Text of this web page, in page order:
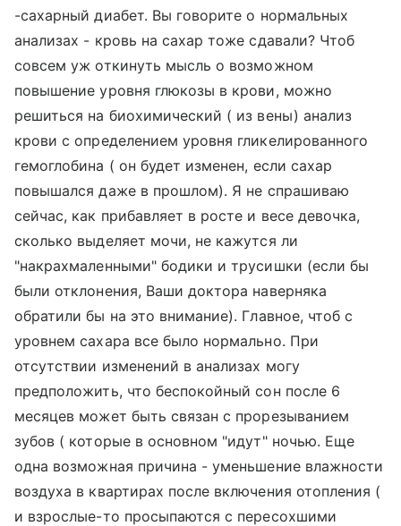
-сахарный диабет. Вы говорите о нормальных
анализах - кровь на сахар тоже сдавали? Чтоб
совсем уж откинуть мысль о возможном
повышение уровня глюкозы в крови, можно
решиться на биохимический ( из вены) анализ
крови с определением уровня гликелированного
гемоглобина ( он будет изменен, если сахар
повышался даже в прошлом). Я не спрашиваю
сейчас, как прибавляет в росте и весе девочка,
сколько выделяет мочи, не кажутся ли
"накрахмаленными" бодики и трусишки (если бы
были отклонения, Ваши доктора наверняка
обратили бы на это внимание). Главное, чтоб с
уровнем сахара все было нормально. При
отсутствии изменений в анализах могу
предположить, что беспокойный сон после 6
месяцев может быть связан с прорезыванием
зубов ( которые в основном "идут" ночью. Еще
одна возможная причина - уменьшение влажности
воздуха в квартирах после включения отопления (
и взрослые-то просыпаются с пересохшими